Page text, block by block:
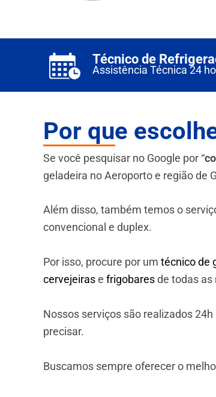
Técnico de
Assistência Técnica 24
Por que
Se você pesquisar no Google por “
geladeira no Aeroporto e região de
Além disso, também temos o
convencional e duplex.
Por isso, procure por um técnico de
cervejeirase frigobaresde todas as
Nossos serviços são realizados
precisar.
Buscamos sempre oferecer o